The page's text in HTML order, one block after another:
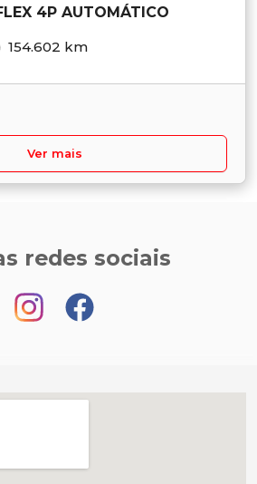
4P AUTOMÁTICO
154.602 km
Ver mais
redes sociais